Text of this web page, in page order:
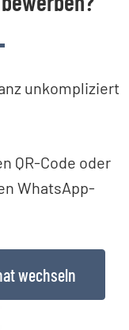
unkompliziert
QR-Code oder
WhatsApp-
wechseln